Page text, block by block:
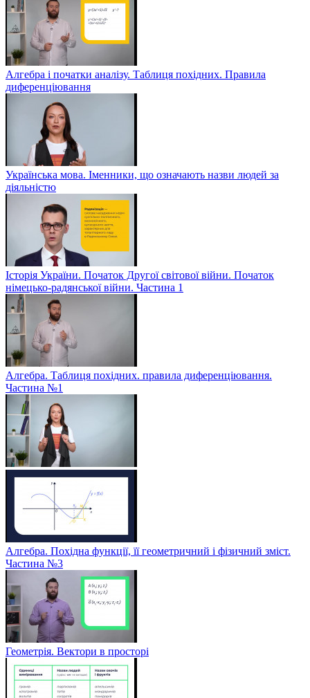
Алгебра і початки аналізу. Таблиця похідних. Правила
диференціювання
Українська мова. Іменники, що означають назви людей за
діяльністю
Історія України. Початок Другої світової війни. Початок
німецько-радянської війни. Частина 1
Алгебра. Таблиця похідних. правила диференціювання.
Частина №1
Алгебра. Похідна функції, її геометричний і фізичний зміст.
Частина №3
Геометрія. Вектори в просторі